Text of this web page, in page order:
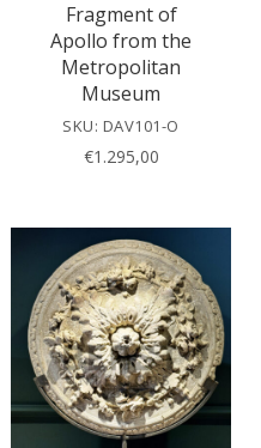
Fragment of
Apollo from the
Metropolitan
Museum
SKU: DAV101-O
€1.295,00